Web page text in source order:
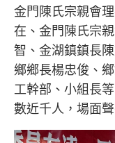
金門陳氏宗親會
在、金門陳氏宗
智、金湖鎮鎮長
鄉鄉長楊忠俊、
工幹部、小組長
數近千人，場面